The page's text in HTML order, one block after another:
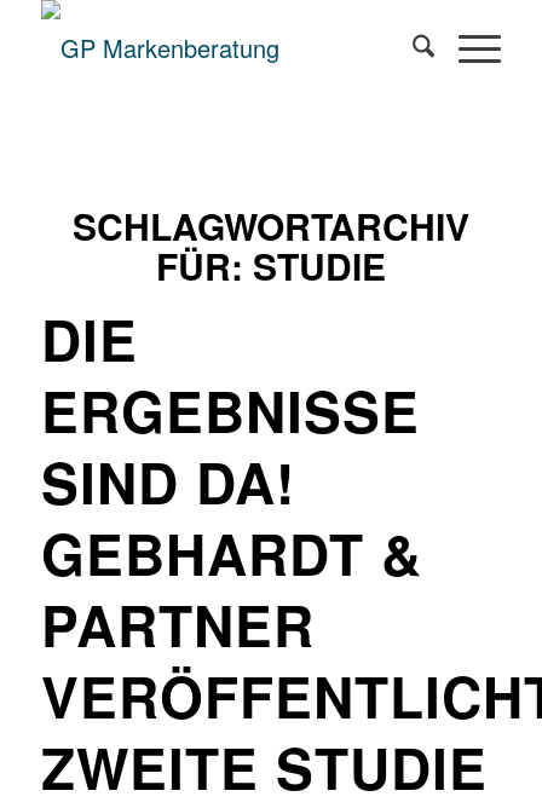
SCHLAGWORTARCHIV
FÜR: STUDIE
DIE
ERGEBNISSE
SIND DA!
GEBHARDT &
PARTNER
ZWEITE STUDIE